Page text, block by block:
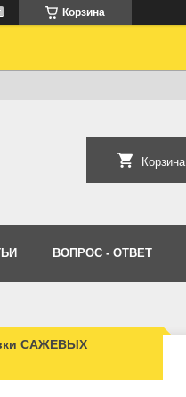
Корзина
Корзина
ВОПРОС - ОТВЕТ
САЖЕВЫХ